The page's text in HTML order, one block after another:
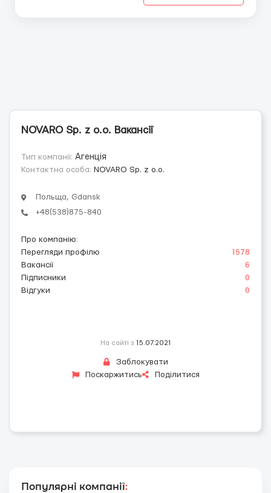
NOVARO Sp. z o.o. Вакансії
Тип компанії: Агенція
Контактна особа: NOVARO Sp. z o.o.
Польща, Gdansk
+48(538)875-840
Про компанію:
Перегляди профілю
1578
Вакансії
6
Підписники
0
Відгуки
0
На сайті з 15.07.2021
Заблокувати
Поскаржитись
Поділитися
Популярні компанії: